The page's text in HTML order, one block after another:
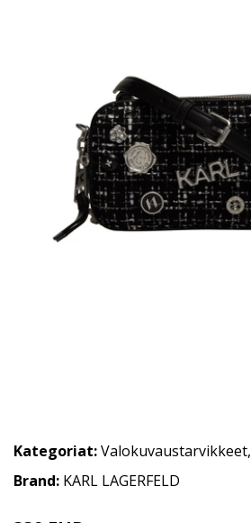
Kategoriat:Valokuvaustarvikkeet,
Brand: KARL LAGERFELD